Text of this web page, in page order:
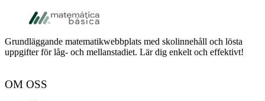
Footer
Grundläggande matematikwebbplats med skolinnehåll och lösta
uppgifter för låg- och mellanstadiet. Lär dig enkelt och effektivt!
OM OSS